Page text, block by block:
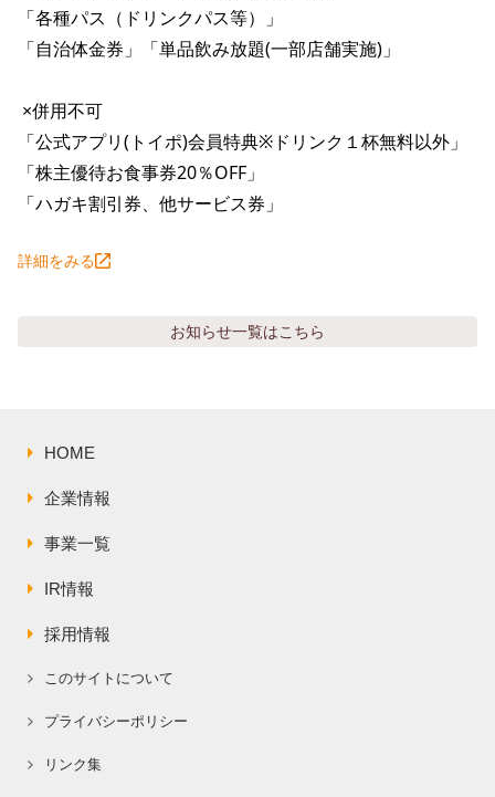
「各種パス（ドリンクパス等）」
「自治体金券」「単品飲み放題(一部店舗実施)」
「公式アプリ(トイポ)会員特典※ドリンク１杯無料以外」
「株主優待お食事券20％OFF」
「ハガキ割引券、他サービス券」
詳細をみる
お知らせ一覧はこちら
HOME
企業情報
事業一覧
IR情報
採用情報
このサイトについて
プライバシーポリシー
リンク集